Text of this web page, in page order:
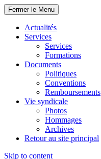
Fermer le Menu
Actualités
Services
Services
Formations
Documents
Politiques
Conventions
Remboursements
Vie syndicale
Photos
Hommages
Archives
Retour au site principal
Skip to content